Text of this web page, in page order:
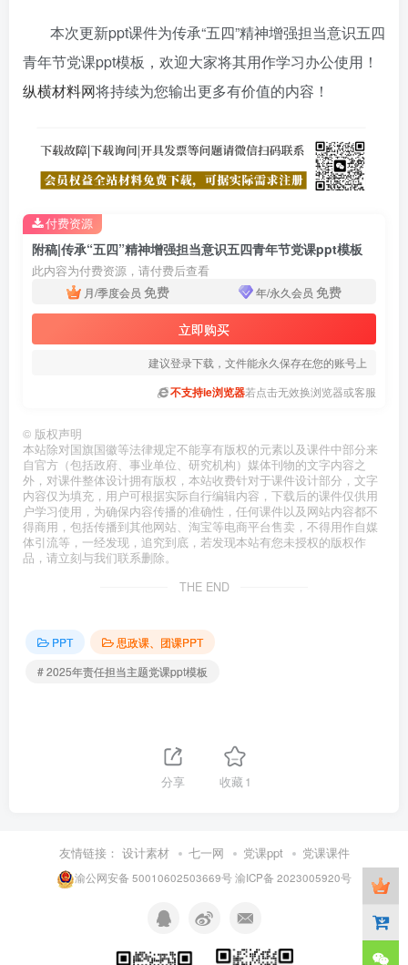
本次更新ppt课件为传承“五四”精神增强担当意识五四
青年节党课ppt模板，欢迎大家将其用作学习办公使用！
纵横材料网将持续为您输出更多有价值的内容！
附稿|传承“五四”精神增强担当意识五四青年节党课ppt模板
此内容为付费资源，请付费后查看
月/季度会员 免费 年/永久会员 免费
立即购买
建议登录下载，文件能永久保存在您的账号上
不支持ie浏览器若点击无效换浏览器或客服
付费资源
© 版权声明
本站除对国旗国徽等法律规定不能享有版权的元素以及课件中部分来
自官方（包括政府、事业单位、研究机构）媒体刊物的文字内容之
外，对课件整体设计拥有版权，本站收费针对于课件设计部分，文字
内容仅为填充，用户可根据实际自行编辑内容，下载后的课件仅供用
户学习使用，为确保内容传播的准确性，任何课件以及网站内容都不
得商用，包括传播到其他网站、淘宝等电商平台售卖，不得用作自媒
体引流等，一经发现，追究到底，若发现本站有您未授权的版权作
品，请立刻与我们联系删除。
THE END
PPT
思政课、团课PPT
# 2025年责任担当主题党课ppt模板
分享 收藏1
友情链接： 设计素材 七一网 党课ppt 党课课件
渝公网安备 50010602503669号渝ICP备 2023005920号